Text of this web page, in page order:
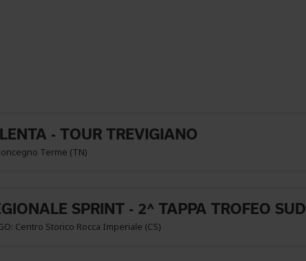
- TOUR TREVIGIANO
Terme (TN)
SPRINT - 2^ TAPPA TROFEO SUD_
Centro Storico Rocca Imperiale (CS)